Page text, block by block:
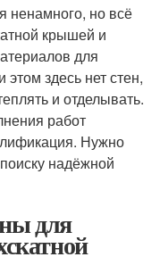
ненамного, но всё
крышей и
для
здесь нет стен,
и отделывать.
работ
Нужно
надёжной
для